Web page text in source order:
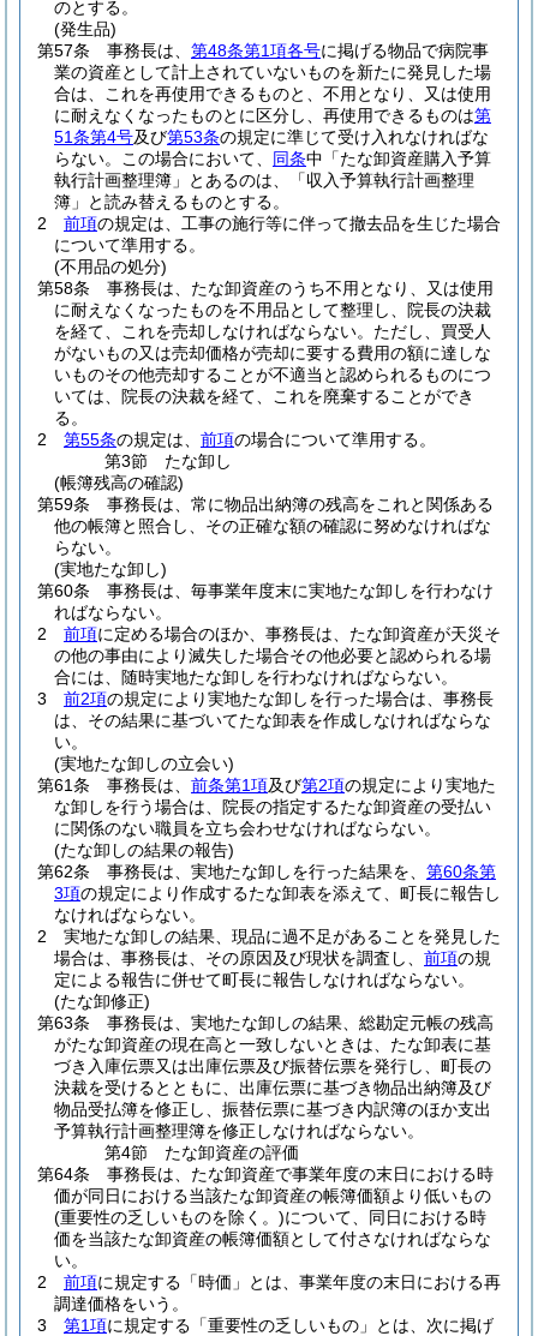
のとする。
(発生品)
第57条
事務長は、 第48条第1項各号に掲げる物品で病院事
業の資産として計上されていないものを新たに発見した場
合は、これを再使用できるものと、不用となり、又は使用
に耐えなくなったものとに区分し、再使用できるものは第
51条第4号及び第53条の規定に準じて受け入れなければな
らない。
この場合において、 同条中「たな卸資産購入予算
執行計画整理簿」とあるのは、「収入予算執行計画整理
簿」と読み替えるものとする。
2
前項の規定は、工事の施行等に伴って撤去品を生じた場合
について準用する。
(不用品の処分)
第58条
事務長は、たな卸資産のうち不用となり、又は使用
に耐えなくなったものを不用品として整理し、院長の決裁
を経て、これを売却しなければならない。 ただし、買受人
がないもの又は売却価格が売却に要する費用の額に達しな
いものその他売却することが不適当と認められるものにつ
いては、院長の決裁を経て、これを廃棄することができ
る。
2
第55条の規定は、 前項の場合について準用する。
第3節
たな卸し
(帳簿残高の確認)
第59条
事務長は、常に物品出納簿の残高をこれと関係ある
他の帳簿と照合し、その正確な額の確認に努めなければな
らない。
(実地たな卸し)
第60条
事務長は、毎事業年度末に実地たな卸しを行わなけ
ればならない。
2
前項に定める場合のほか、事務長は、たな卸資産が天災そ
の他の事由により滅失した場合その他必要と認められる場
合には、随時実地たな卸しを行わなければならない。
3
前2項の規定により実地たな卸しを行った場合は、事務長
は、その結果に基づいてたな卸表を作成しなければならな
い。
(実地たな卸しの立会い)
第61条
事務長は、 前条第1項及び第2項の規定により実地た
な卸しを行う場合は、院長の指定するたな卸資産の受払い
に関係のない職員を立ち会わせなければならない。
(たな卸しの結果の報告)
第62条
事務長は、実地たな卸しを行った結果を、 第60条第
3項の規定により作成するたな卸表を添えて、町長に報告し
なければならない。
2
実地たな卸しの結果、現品に過不足があることを発見した
場合は、事務長は、その原因及び現状を調査し、 前項の規
定による報告に併せて町長に報告しなければならない。
(たな卸修正)
第63条
事務長は、実地たな卸しの結果、総勘定元帳の残高
がたな卸資産の現在高と一致しないときは、たな卸表に基
づき入庫伝票又は出庫伝票及び振替伝票を発行し、町長の
決裁を受けるとともに、出庫伝票に基づき物品出納簿及び
物品受払簿を修正し、振替伝票に基づき内訳簿のほか支出
予算執行計画整理簿を修正しなければならない。
第4節
たな卸資産の評価
第64条
事務長は、たな卸資産で事業年度の末日における時
価が同日における当該たな卸資産の帳簿価額より低いもの
(重要性の乏しいものを除く。)について、同日における時
価を当該たな卸資産の帳簿価額として付さなければならな
い。
2
前項に規定する「時価」とは、事業年度の末日における再
調達価格をいう。
3
第1項に規定する「重要性の乏しいもの」とは、次に掲げ